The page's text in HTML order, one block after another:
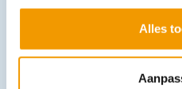
Alles